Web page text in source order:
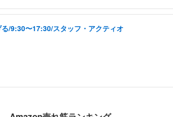
/9:30〜17:30/スタッフ・アクティオ